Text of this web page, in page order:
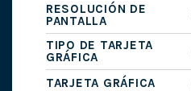
RESOLUCIÓN DE
PANTALLA
TIPO DE TARJETA
GRÁFICA
TARJETA GRÁFICA